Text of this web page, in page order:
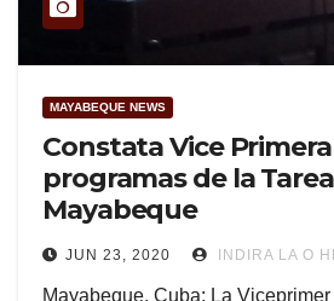
MAYABEQUE NEWS
Constata Vice
programas de la
Mayabeque
JUN 23, 2020 INDIRA LA O
Mayabeque, Cuba: La